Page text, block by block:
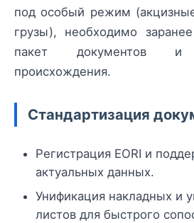
под особый режим
грузы), необходимо
пакет документов и
происхождения.
Стандартизация
Регистрация EORI и
актуальных данных.
Унификация накладных и
листов для быстрого